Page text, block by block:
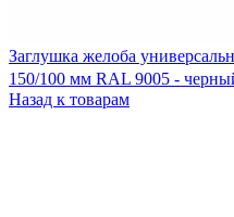
Заглушка желоба
150/100 мм RAL 9005 -
Назад к товарам